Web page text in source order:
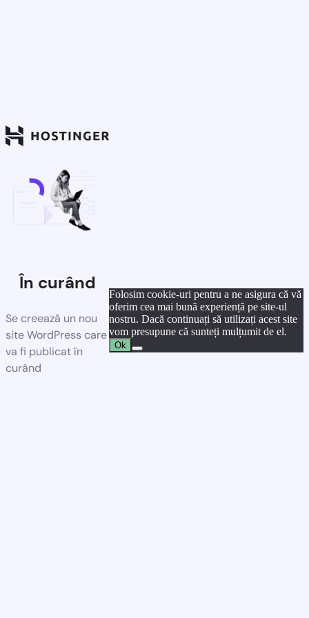
În curând
Se creează un nou
site WordPress care
va fi publicat în
curând
Folosim cookie-uri pentru a ne asigura că vă
oferim cea mai bună experiență pe site-ul
nostru. Dacă continuați să utilizați acest site
vom presupune că sunteți mulțumit de el.
Ok